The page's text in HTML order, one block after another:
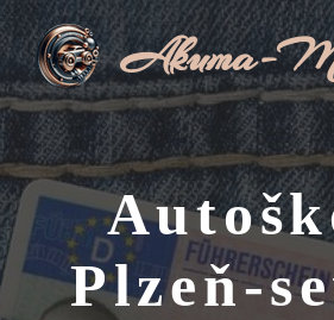
Přeskočit
na
obsah
Akuma-
Plzeň-